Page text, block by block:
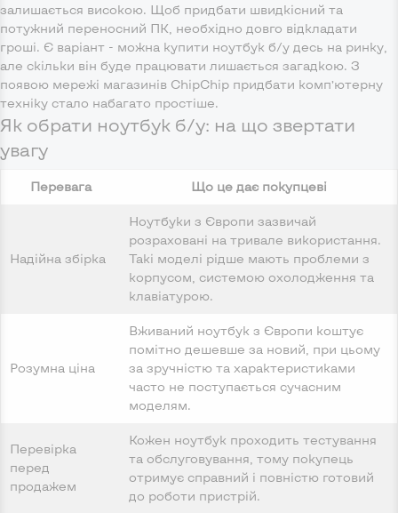
залишається високою. Щоб придбати швидкісний та
потужний переносний ПК, необхідно довго відкладати
гроші. Є варіант - можна купити ноутбук б/у десь на ринку,
але скільки він буде працювати лишається загадкою. З
появою мережі магазинів ChipChip придбати комп’ютерну
техніку стало набагато простіше.
Як обрати ноутбук б/у: на що звертати
увагу
Перевага Що це дає покупцеві
Надійна збірка
Ноутбуки з Європи зазвичай
розраховані на тривале використання.
Такі моделі рідше мають проблеми з
корпусом, системою охолодження та
клавіатурою.
Розумна ціна
Вживаний ноутбук з Європи коштує
помітно дешевше за новий, при цьому
за зручністю та характеристиками
часто не поступається сучасним
моделям.
Перевірка
перед
продажем
Кожен ноутбук проходить тестування
та обслуговування, тому покупець
отримує справний і повністю готовий
до роботи пристрій.